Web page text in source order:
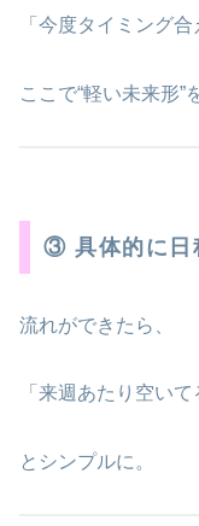
「今度タイミング
ここで“軽い未来形”
③ 具体的に日
流れができたら、
「来週あたり空い
とシンプルに。